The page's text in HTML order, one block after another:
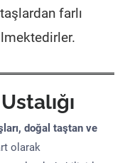
taşlardan farlı
doğal taştan ve
olarak